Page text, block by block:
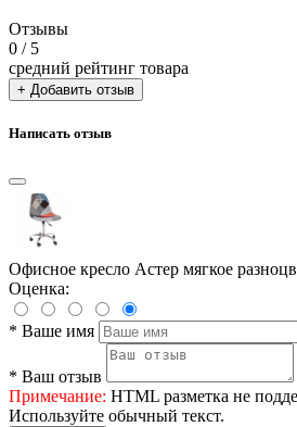
Отзывы
0 / 5
средний рейтинг товара
+ Добавить отзыв
Написать отзыв
Офисное кресло Астер мягкое
Оценка:
* Ваше имя
* Ваш отзыв
Примечание: HTML разметка не
Используйте обычный текст.